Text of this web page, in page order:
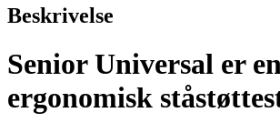
Beskrivelse
Senior Universal er
ergonomisk